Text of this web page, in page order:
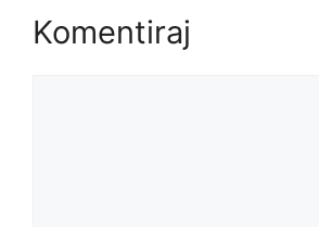
Komentiraj